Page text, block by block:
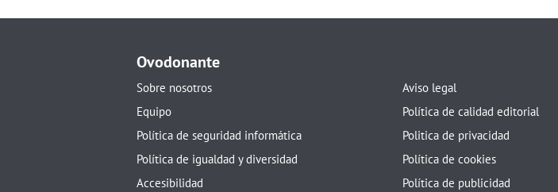
Ovodonante
Sobre nosotros
Equipo
Política de seguridad informática
Política de igualdad y diversidad
Accesibilidad
Aviso legal
Política de calidad editorial
Politica de privacidad
Política de cookies
Política de publicidad